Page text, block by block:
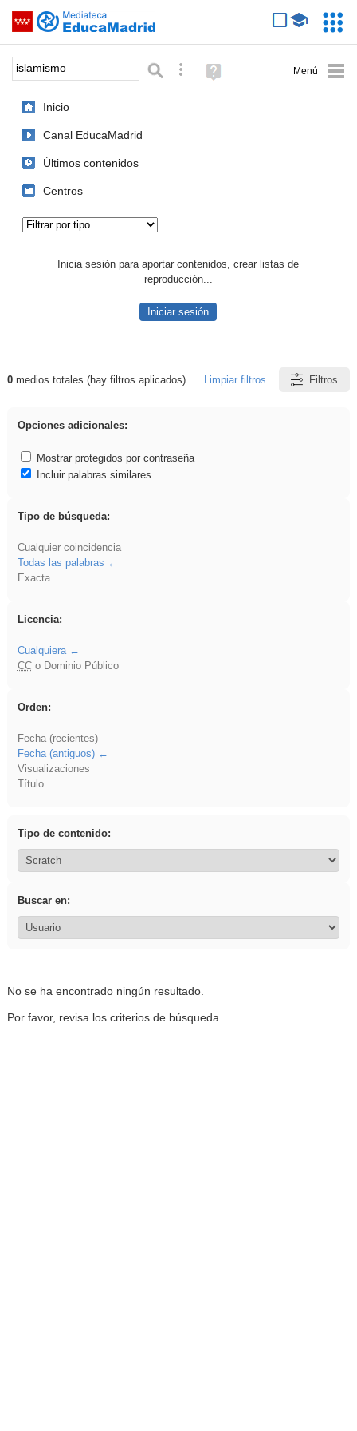
Saltar navegación
Palabra o frase: Búsqueda avanzada
Ayuda
(en
Inicio
Canal EducaMadrid
Últimos contenidos
Centros
Inicia sesión para aportar contenidos, crear listas de
reproducción...
Iniciar sesión
Resultados de: islamismo
0medios totales (hay filtros aplicados) Limpiar filtros Filtros
Opciones adicionales:
Mostrar protegidos por contraseña
Incluir palabras similares
Tipo de búsqueda:
Cualquier coincidencia
Todas las palabras
Exacta
Licencia:
Cualquiera
CCo Dominio Público
Orden:
Fecha (recientes)
Fecha (antiguos)
Visualizaciones
Título
Tipo de contenido:
Buscar en:
No se ha encontrado ningún resultado.
Por favor, revisa los criterios de búsqueda.